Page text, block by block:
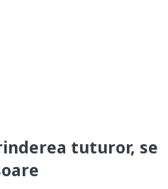
tuturor, se